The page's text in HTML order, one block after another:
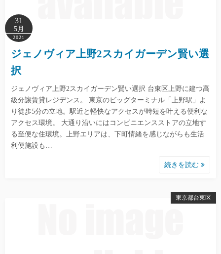
31
5月
2021
ジェノヴィア上野2スカイガーデン賢い選
択
ジェノヴィア上野2スカイガーデン賢い選択 台東区上野に建つ高
級分譲賃貸レジデンス。 東京のビッグターミナル「上野駅」よ
り徒歩5分の立地。駅近と軽快なアクセスが時短を叶える便利な
アクセス環境。 大通り沿いにはコンビニエンスストアの立地す
る至便な住環境。上野エリアは、下町情緒を感じながらも生活
利便施設も…
続きを読む
東京都台東区